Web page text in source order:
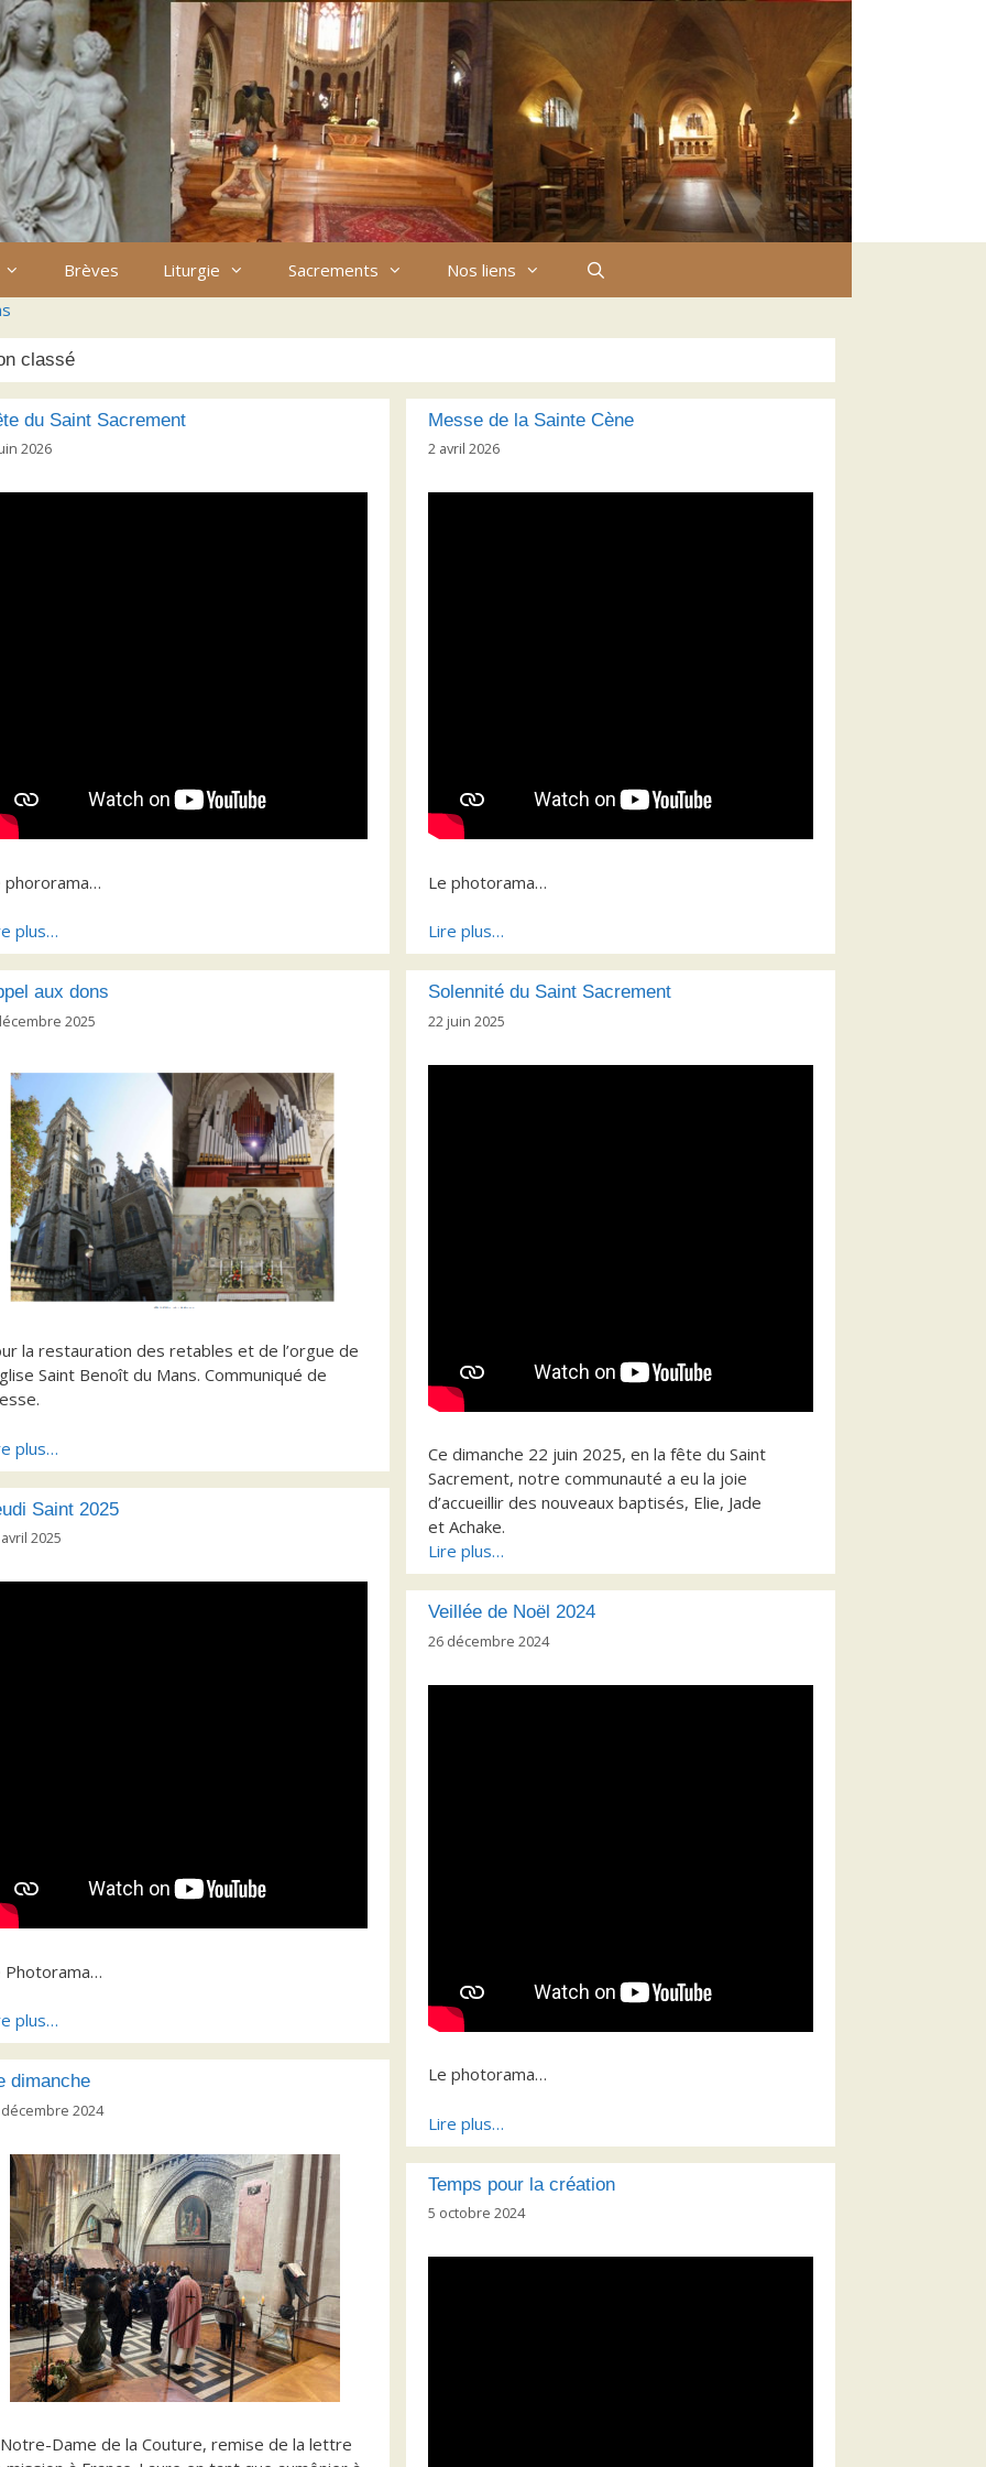
Brèves Liturgie Sacrements
Nos liens
classé
du Saint Sacrement
2026
phororama…
plus…
Messe de la Sainte Cène
2 avril 2026
Le photorama…
Lire plus…
aux dons
2025
la restauration des retables et de l’orgue de
Saint Benoît du Mans. Communiqué de
plus…
Solennité du Saint Sacrement
22 juin 2025
Ce dimanche 22 juin 2025, en la fête du Saint
Sacrement, notre communauté a eu la joie
d’accueillir des nouveaux baptisés, Elie, Jade
et Achake.
Lire plus…
Saint 2025
2025
Photorama…
plus…
Veillée de Noël 2024
26 décembre 2024
Le photorama…
Lire plus…
dimanche
décembre 2024
Dame de la Couture, remise de la lettre
Temps pour la création
5 octobre 2024